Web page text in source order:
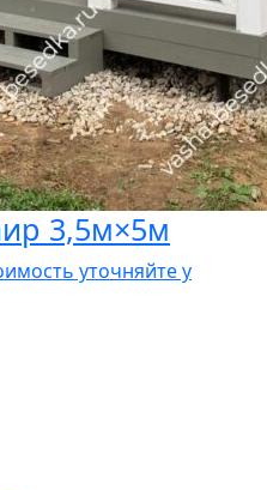
3,5м×5м
уточняйте у